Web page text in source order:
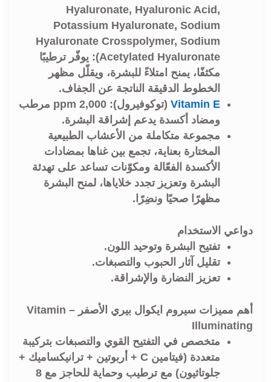
Hyaluronate, Hyaluronic Acid,
Potassium Hyaluronate, Sodium
Hyaluronate Crosspolymer, Sodium
Acetylated Hyaluronate): يوفّر ترطيبًا
مكثفًا، يمنح امتلاءً للبشرة، ويقلّل مظهر
الخطوط الدقيقة الناتجة عن الجفاف.
Vitamin E (توكوفيرول):
2,000 ppm مرطب
ومضاد أكسدة يدعم إشراقة البشرة.
مجموعة متكاملة من الأعشاب الطبيعية
المختارة بعناية، تجمع بين غناها بمضادات
الأكسدة الفعّالة ومكوّنات تساعد على تهدئة
البشرة وتعزيز تجدد خلاياها، لمنح البشرة
مظهرًا صحيًا ونضِرًا.
دواعي الاستخدام
تفتيح البشرة وتوحيد اللون.
تقليل آثار الحبوب والتصبغات.
تعزيز النضارة والإشراقة.
أهم مميزات سيروم ايكوال بيري الأصفر – Vitamin
Illuminating
متخصص في التفتيح القوي والتصبغات بتركيبة
متعددة (فيتامين C + أربوتين + ترانيكساميك +
جلوتاثيون) مع ترطيب وحماية للحاجز مع 8